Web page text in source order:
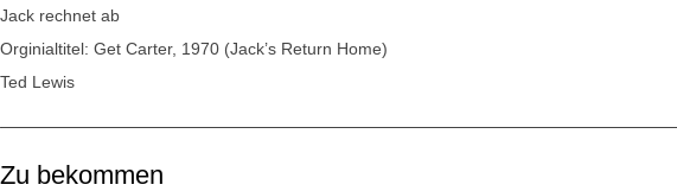
Jack rechnet ab
Orginialtitel: Get Carter, 1970 (Jack’s Return Home)
Ted Lewis
Zu bekommen